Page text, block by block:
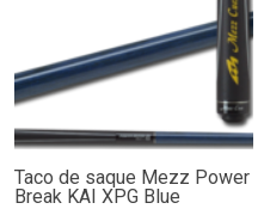
Taco de saque Mezz Power
Break KAI XPG Blue